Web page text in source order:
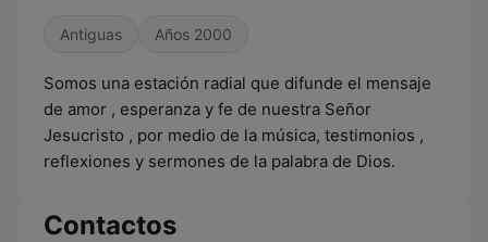
Antiguas Años 2000
Somos una estación radial que difunde el mensaje
de amor , esperanza y fe de nuestra Señor
Jesucristo , por medio de la música, testimonios ,
reflexiones y sermones de la palabra de Dios.
Contactos